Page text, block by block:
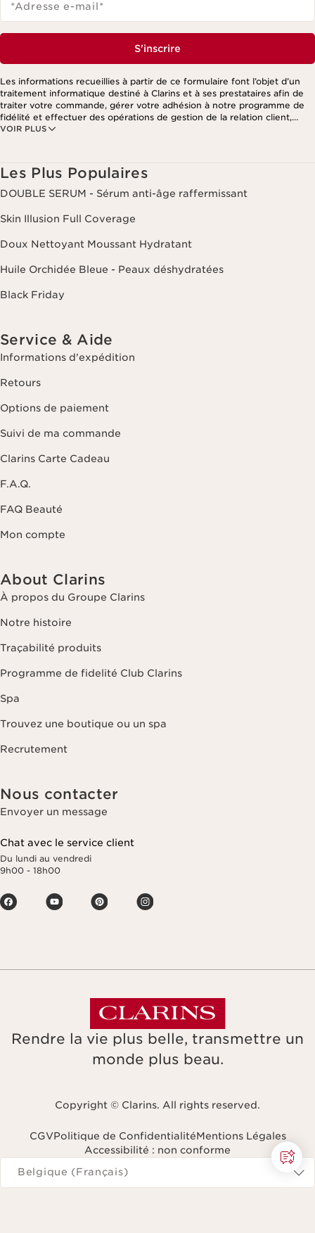
*Adresse e-mail*
S'inscrire
VOIR PLUS
Les informations recueillies à partir de ce formulaire font l’objet d’un
traitement informatique destiné à Clarins et à ses prestataires afin de
traiter votre commande, gérer votre adhésion à notre programme de
fidélité et effectuer des opérations de gestion de la relation client,
notamment pour vous adresser des offres personnalisées en fonction
Les Plus Populaires
DOUBLE SERUM - Sérum anti-âge raffermissant
Skin Illusion Full Coverage
Doux Nettoyant Moussant Hydratant
Huile Orchidée Bleue - Peaux déshydratées
Black Friday
Service & Aide
Informations d'expédition
Retours
Options de paiement
Suivi de ma commande
Clarins Carte Cadeau
F.A.Q.
FAQ Beauté
Mon compte
About Clarins
À propos du Groupe Clarins
Notre histoire
Traçabilité produits
Programme de fidelité Club Clarins
Spa
Trouvez une boutique ou un spa
Recrutement
Nous contacter
Envoyer un message
Chat avec le service client
Du lundi au vendredi
9h00 - 18h00
Rendre la vie plus belle, transmettre un
monde plus beau.
Copyright © Clarins. All rights reserved.
CGVPolitique de ConfidentialitéMentions Légales
Accessibilité : non conforme
Naviguer vers
Belgique (Français)